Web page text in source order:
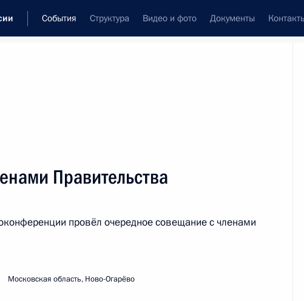
События Структура Видео и фото Документы
Собранию
рабочие встречи
Пресс-конференции
Статьи
Правительства
провёл очередное совещание с членами
Московская область, Ново-Огарёво